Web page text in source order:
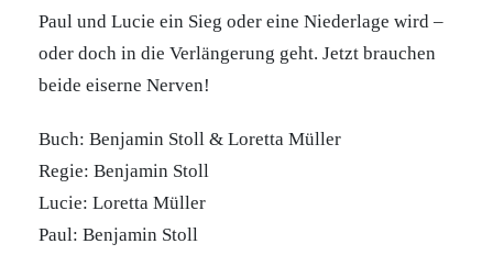
Paul und Lucie ein Sieg oder eine Niederlage wird –
oder doch in die Verlängerung geht. Jetzt brauchen
beide eiserne Nerven!
Buch: Benjamin Stoll & Loretta Müller
Regie: Benjamin Stoll
Lucie: Loretta Müller
Paul: Benjamin Stoll